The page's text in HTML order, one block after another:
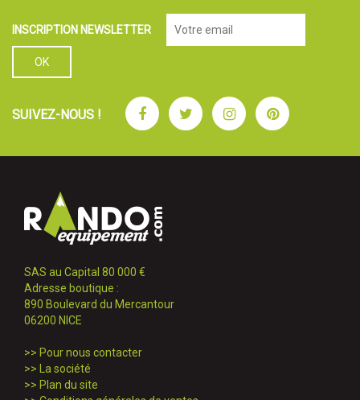
INSCRIPTION NEWSLETTER
SUIVEZ-NOUS ! FacebookTwitterInstagramPinterest
SAS au Capital 80 000 €
Adresse boutique :
890 Boulevard du Mercantour
06200 NICE
>> Pour nous contacter
>> La société
>> Plan du site